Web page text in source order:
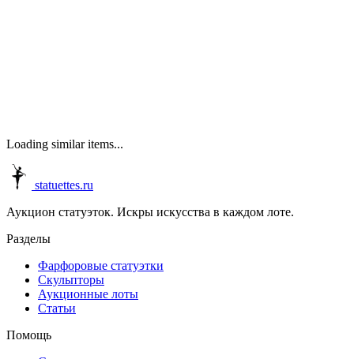
Loading similar items...
statuettes.ru
Аукцион статуэток. Искры искусства в каждом лоте.
Разделы
Фарфоровые статуэтки
Скульпторы
Аукционные лоты
Статьи
Помощь